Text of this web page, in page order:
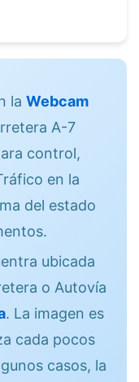
la Webcam
A-7
control,
en la
del estado
ubicada
o Autovía
. La imagen es
cada pocos
casos, la